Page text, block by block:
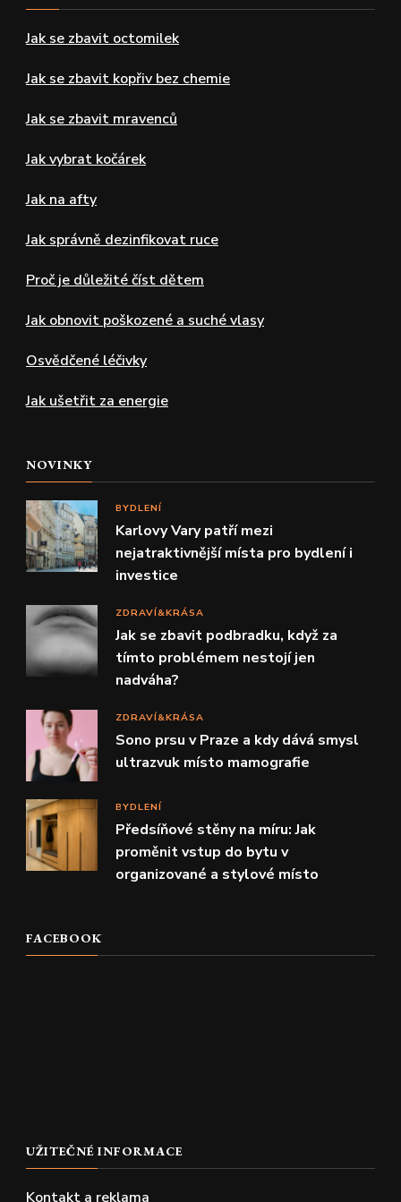
Jak se zbavit octomilek
Jak se zbavit kopřiv bez chemie
Jak se zbavit mravenců
Jak vybrat kočárek
Jak na afty
Jak správně dezinfikovat ruce
Proč je důležité číst dětem
Jak obnovit poškozené a suché vlasy
Osvědčené léčivky
Jak ušetřit za energie
NOVINKY
BYDLENÍ
Karlovy Vary patří mezi
nejatraktivnější místa pro bydlení i
investice
ZDRAVÍ&KRÁSA
Jak se zbavit podbradku, když za
tímto problémem nestojí jen
nadváha?
ZDRAVÍ&KRÁSA
Sono prsu v Praze a kdy dává smysl
ultrazvuk místo mamografie
BYDLENÍ
Předsíňové stěny na míru: Jak
proměnit vstup do bytu v
organizované a stylové místo
FACEBOOK
UŽITEČNÉ INFORMACE
Kontakt a reklama